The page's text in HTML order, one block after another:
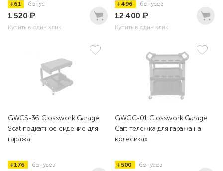
+61 бонус
1 520₽
Купить в один клик
+496 бонусов
12 400 ₽
Купить в один клик
GWCS-36 Glosswork Garage
Seat подкатное сидение для
гаража
+176 бонусов
GWGC-01 Glosswork Garage
Cart тележка для гаража на
колесиках
+500 бонусов